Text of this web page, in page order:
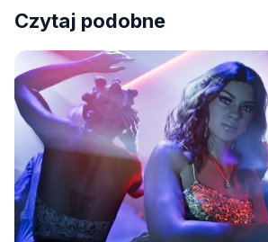
Czytaj podobne